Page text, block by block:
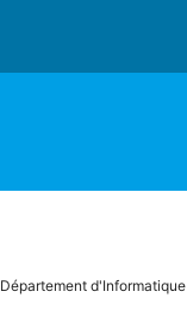
Département d'Informatique